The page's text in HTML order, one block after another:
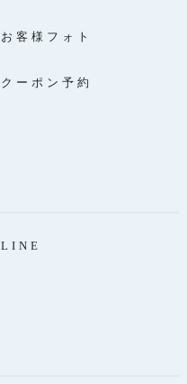
お客様フォト
クーポン予約
LINE